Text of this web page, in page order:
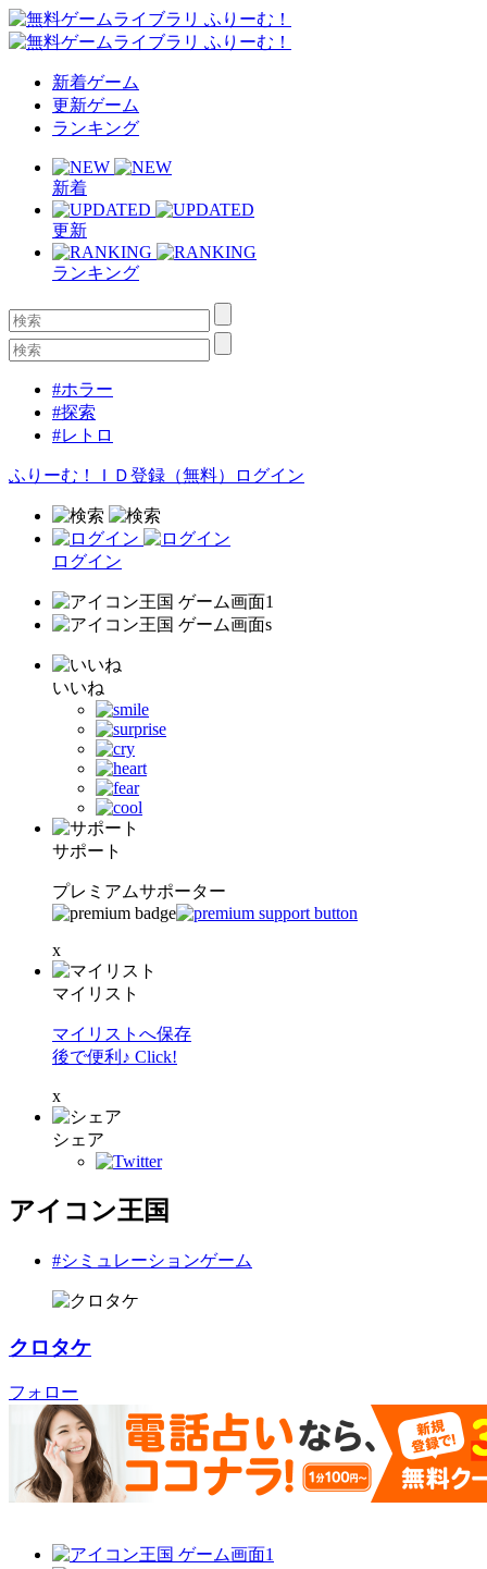
新着ゲーム
更新ゲーム
ランキング
新着
更新
ランキング
#ホラー
#探索
#レトロ
ふりーむ！ＩＤ登録（無料） ログイン
ログイン
いいね
サポート
プレミアムサポーター
x
マイリスト
マイリストへ保存
後で便利♪ Click!
x
シェア
アイコン王国
#シミュレーションゲーム
クロタケ
フォロー